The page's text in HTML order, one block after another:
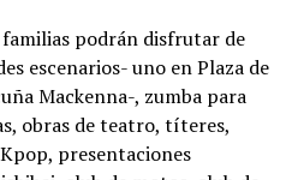
podrán disfrutar de
escenarios- uno en Plaza de
Mackenna-, zumba para
obras de teatro, títeres,
presentaciones